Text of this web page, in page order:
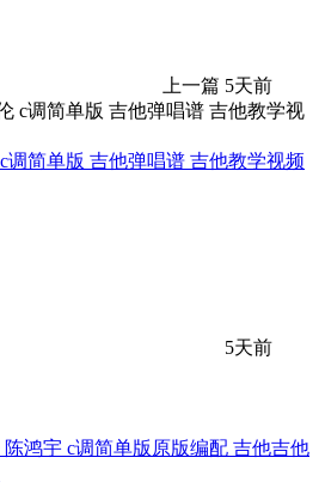
上一篇 5天前
调简单版 吉他弹唱谱 吉他教学视频
5天前